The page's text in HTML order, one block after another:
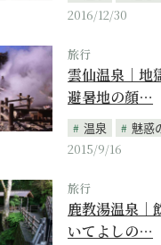
2016/12/30
旅行
雲仙温泉｜地
避暑地の顔…
温泉
魅惑
2015/9/16
旅行
鹿教湯温泉｜
いてよしの…